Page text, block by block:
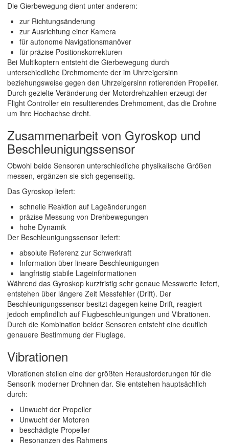
Die Gierbewegung dient unter anderem:
zur Richtungsänderung
zur Ausrichtung einer Kamera
für autonome Navigationsmanöver
für präzise Positionskorrekturen
Bei Multikoptern entsteht die Gierbewegung durch
unterschiedliche Drehmomente der im Uhrzeigersinn
beziehungsweise gegen den Uhrzeigersinn rotierenden Propeller.
Durch gezielte Veränderung der Motordrehzahlen erzeugt der
Flight Controller ein resultierendes Drehmoment, das die Drohne
um ihre Hochachse dreht.
Zusammenarbeit von Gyroskop und
Beschleunigungssensor
Obwohl beide Sensoren unterschiedliche physikalische Größen
messen, ergänzen sie sich gegenseitig.
Das Gyroskop liefert:
schnelle Reaktion auf Lageänderungen
präzise Messung von Drehbewegungen
hohe Dynamik
Der Beschleunigungssensor liefert:
absolute Referenz zur Schwerkraft
Information über lineare Beschleunigungen
langfristig stabile Lageinformationen
Während das Gyroskop kurzfristig sehr genaue Messwerte liefert,
entstehen über längere Zeit Messfehler (Drift). Der
Beschleunigungssensor besitzt dagegen keine Drift, reagiert
jedoch empfindlich auf Flugbeschleunigungen und Vibrationen.
Durch die Kombination beider Sensoren entsteht eine deutlich
genauere Bestimmung der Fluglage.
Vibrationen
Vibrationen stellen eine der größten Herausforderungen für die
Sensorik moderner Drohnen dar. Sie entstehen hauptsächlich
durch:
Unwucht der Propeller
Unwucht der Motoren
beschädigte Propeller
Resonanzen des Rahmens